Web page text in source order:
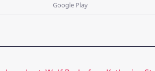
Google Play